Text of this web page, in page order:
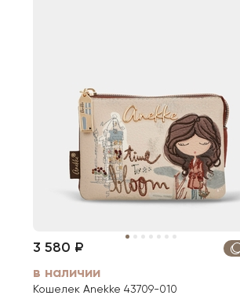
3 580 ₽
в наличии
Кошелек Anekke 43709-010